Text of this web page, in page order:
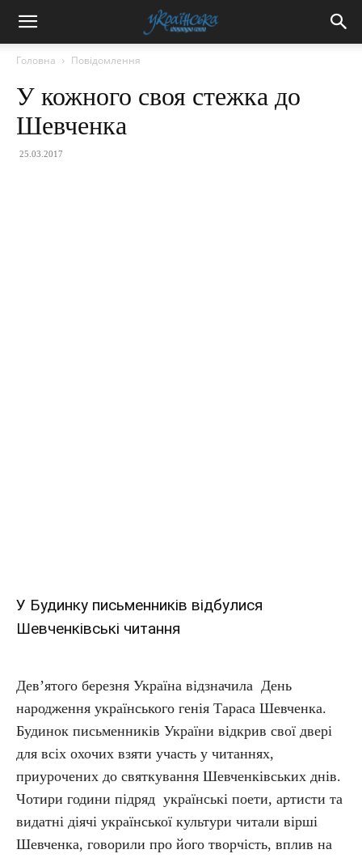
Головна Повідомлення
У кожного своя стежка до
Шевченка
25.03.2017
У Будинку письменників відбулися
Шевченківські читання
Дев’ятого березня Україна відзначила День
народження українського генія Тараса Шевченка.
Будинок письменників України відкрив свої двері
для всіх охочих взяти участь у читаннях,
приурочених до святкування Шевченківських днів.
Чотири години підряд українські поети, артисти та
видатні діячі української культури читали вірші
Шевченка, говорили про його творчість, вплив на